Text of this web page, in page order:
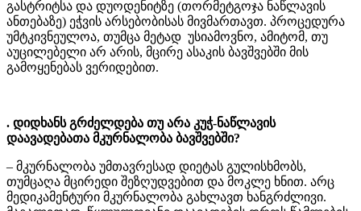
გასტრიტსა და დუოდენიტზე (თორმეტგოჯა ნაწლავის
ანთებაზე) ეჭვის არსებობისას მივმართავთ. პროცედურა
უმტკივნეულოა, თუმცა მეტად უსიამოვნო, ამიტომ, თუ
აუცილებელი არ არის, მცირე ასაკის ბავშვებში მის
გამოყენებას ვერიდებით.
. დიდხანს გრძელდება თუ არა კუჭ-ნაწლავის
დაავადებათა მკურნალობა ბავშვებში?
– მკურნალობა უმთავრესად დიეტას გულისხმობს,
თუმცაღა მცირედი შეზღუდვებით და მოკლე ხნით. არც
მედიკამენტური მკურნალობა გახლავთ ხანგრძლივი.